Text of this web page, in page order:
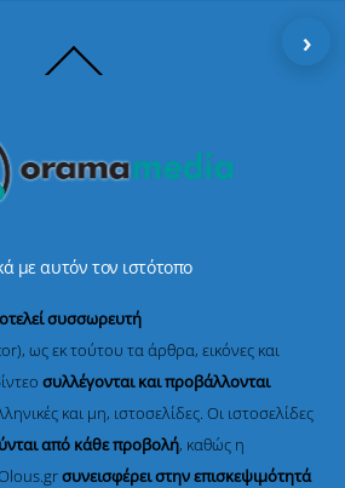
To
με αυτόν τον ιστότοπο
συσσωρευτή
ως εκ τούτου τα άρθρα, εικόνες και
συλλέγονται και προβάλλονται
και μη, ιστοσελίδες. Οι ιστοσελίδες
από κάθε προβολή, καθώς η
συνεισφέρει στην επισκεψιμότητά
›